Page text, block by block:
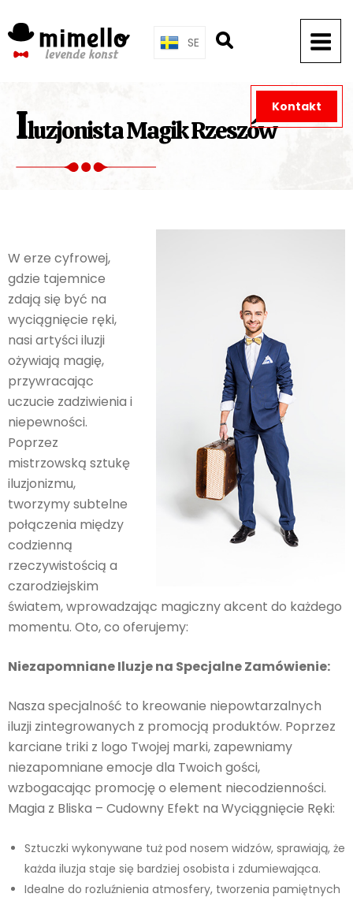
to
content
SE
Iluzjonista Magik Rzeszów
W erze cyfrowej,
gdzie tajemnice
zdają się być na
wyciągnięcie ręki,
nasi artyści iluzji
ożywiają magię,
przywracając
uczucie zadziwienia i
niepewności.
Poprzez
mistrzowską sztukę
iluzjonizmu,
tworzymy subtelne
połączenia między
codzienną
rzeczywistością a
czarodziejskim
światem, wprowadzając magiczny akcent do każdego
momentu. Oto, co oferujemy:
Niezapomniane Iluzje na Specjalne Zamówienie:
Nasza specjalność to kreowanie niepowtarzalnych
iluzji zintegrowanych z promocją produktów. Poprzez
karciane triki z logo Twojej marki, zapewniamy
niezapomniane emocje dla Twoich gości,
wzbogacając promocję o element niecodzienności.
Magia z Bliska – Cudowny Efekt na Wyciągnięcie Ręki:
Sztuczki wykonywane tuż pod nosem widzów, sprawiają, że
każda iluzja staje się bardziej osobista i zdumiewająca.
Idealne do rozluźnienia atmosfery, tworzenia pamiętnych
Kontakt